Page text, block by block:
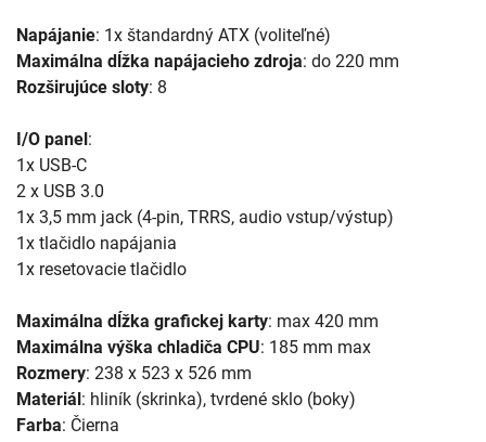
Napájanie: 1x štandardný ATX (voliteľné)
Maximálna dĺžka napájacieho zdroja: do 220 mm
Rozširujúce sloty: 8
I/O panel:
1x USB-C
2 x USB 3.0
1x 3,5 mm jack (4-pin, TRRS, audio vstup/výstup)
1x tlačidlo napájania
1x resetovacie tlačidlo
Maximálna dĺžka grafickej karty: max 420 mm
Maximálna výška chladiča CPU: 185 mm max
Rozmery: 238 x 523 x 526 mm
Materiál: hliník (skrinka), tvrdené sklo (boky)
Farba: Čierna